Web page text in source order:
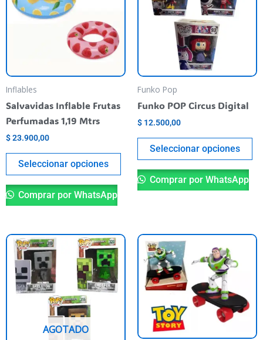
Inflables
Salvavidas Inflable Frutas
Perfumadas 1,19 Mtrs
$23.900,00
Seleccionar opciones
se
pueden
elegir
página
producto
Comprar por WhatsApp
Funko Pop
Funko POP Circus Digital
$ 12.500,00
Seleccionar opciones
se
Comprar por WhatsApp
AGOTADO
Este
producto
varias
opciones